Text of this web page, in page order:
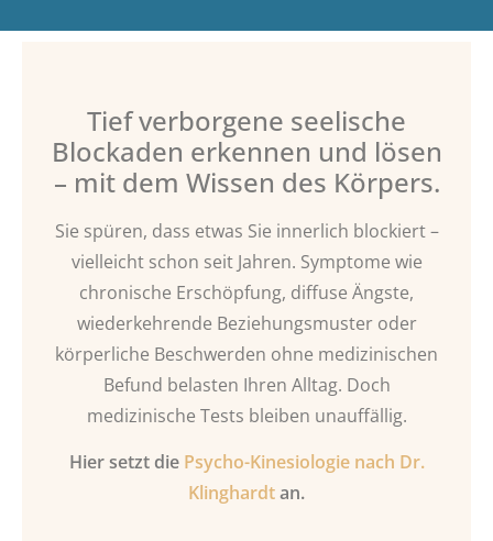
Tief verborgene seelische
Blockaden erkennen und lösen
– mit dem Wissen des Körpers.
Sie spüren, dass etwas Sie innerlich blockiert –
vielleicht schon seit Jahren. Symptome wie
chronische Erschöpfung, diffuse Ängste,
wiederkehrende Beziehungsmuster oder
körperliche Beschwerden ohne medizinischen
Befund belasten Ihren Alltag. Doch
medizinische Tests bleiben unauffällig.
Hier setzt die Psycho-Kinesiologie nach Dr.
Klinghardtan.